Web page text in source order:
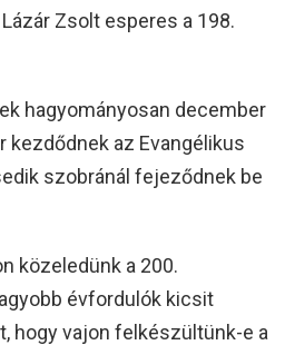
Zsolt esperes a 198.
hagyományosan december
kezdődnek az Evangélikus
szobránál fejeződnek be
közeledünk a 200.
évfordulók kicsit
hogy vajon felkészültünk-e a